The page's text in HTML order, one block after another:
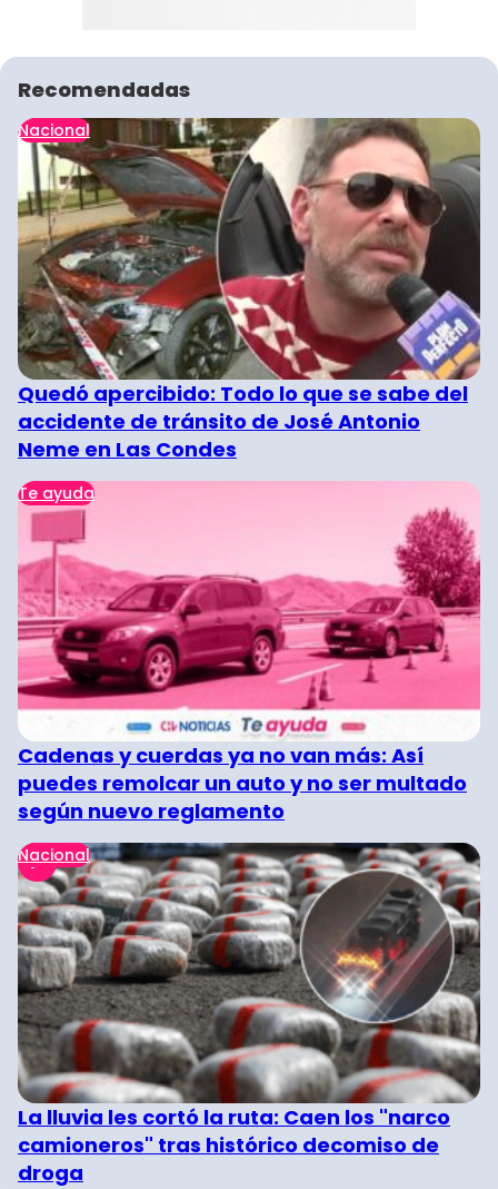
Recomendadas
Nacional
Quedó apercibido: Todo lo que se sabe del
accidente de tránsito de José Antonio
Neme en Las Condes
Te ayuda
Cadenas y cuerdas ya no van más: Así
puedes remolcar un auto y no ser multado
según nuevo reglamento
Nacional
La lluvia les cortó la ruta: Caen los "narco
camioneros" tras histórico decomiso de
droga